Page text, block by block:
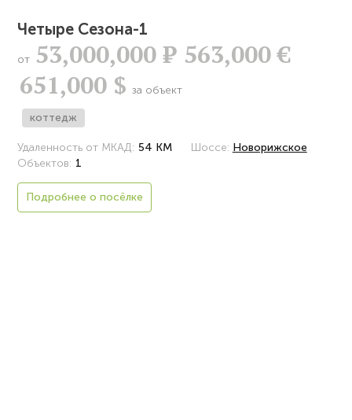
Четыре Сезона-1
от 53,000,000Р 563,000 €
651,000 $ за объект
коттедж
Удаленность от МКАД: 54 КМ Шоссе: Новорижское
Объектов: 1
Подробнее о посёлке